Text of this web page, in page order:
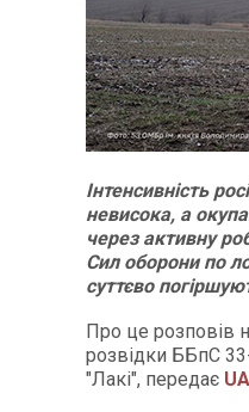
Інтенсивність
невисока, а
через активну
Сил оборони по
суттєво
Про це розповів
розвідки ББпС
"Лакі", передає